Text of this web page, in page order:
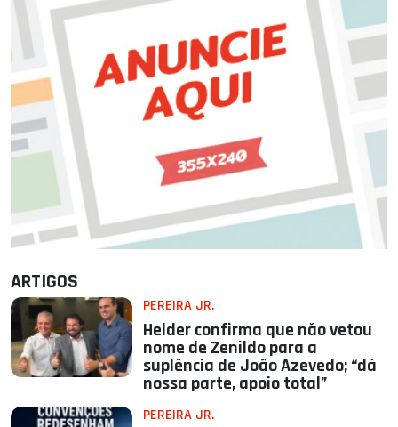
ARTIGOS
PEREIRA JR.
Helder confirma que não vetou
nome de Zenildo para a
suplência de João Azevedo; “dá
nossa parte, apoio total”
PEREIRA JR.